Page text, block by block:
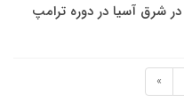
شرق آسیا در دوره ترامپ
»